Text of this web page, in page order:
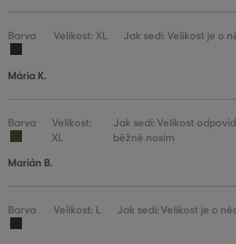
Barva Velikost: XL Jak sedí: Velikost je o
Mária K.
Barva
Velikost:
XL
Jak sedí: Velikost
běžně nosím
Marián B.
Barva Velikost: L Jak sedí: Velikost je o